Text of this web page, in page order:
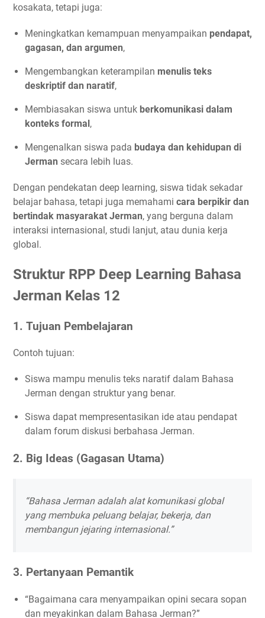
kosakata, tetapi juga:
Meningkatkan kemampuan menyampaikan pendapat,
gagasan, dan argumen,
Mengembangkan keterampilan menulis teks
deskriptif dan naratif,
Membiasakan siswa untuk berkomunikasi dalam
konteks formal ,
Mengenalkan siswa pada budaya dan kehidupan di
Jerman secara lebih luas.
Dengan pendekatan deep learning, siswa tidak sekadar
belajar bahasa, tetapi juga memahami cara berpikir dan
bertindak masyarakat Jerman, yang berguna dalam
interaksi internasional, studi lanjut, atau dunia kerja
global.
Struktur RPP Deep Learning Bahasa
Jerman Kelas 12
1. Tujuan Pembelajaran
Contoh tujuan:
Siswa mampu menulis teks naratif dalam Bahasa
Jerman dengan struktur yang benar.
Siswa dapat mempresentasikan ide atau pendapat
dalam forum diskusi berbahasa Jerman.
2. Big Ideas (Gagasan Utama)
“Bahasa Jerman adalah alat komunikasi global
yang membuka peluang belajar, bekerja, dan
membangun jejaring internasional.”
3. Pertanyaan Pemantik
“Bagaimana cara menyampaikan opini secara sopan
dan meyakinkan dalam Bahasa Jerman?”